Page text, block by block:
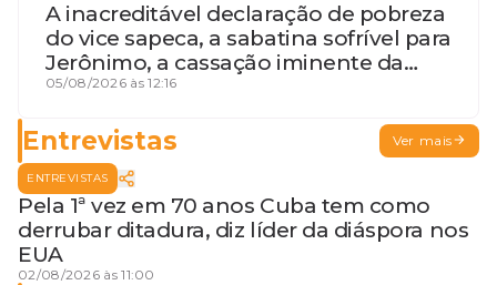
A inacreditável declaração de pobreza
do vice sapeca, a sabatina sofrível para
Jerônimo, a cassação iminente da
desembargadora e a vaga do Quinto
05/08/2026 às 12:16
Entrevistas Ver mais
ENTREVISTAS
Pela 1ª vez em 70 anos Cuba tem como
derrubar ditadura, diz líder da diáspora nos
EUA
02/08/2026 às 11:00